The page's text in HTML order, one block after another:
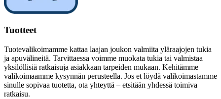
Tuotteet
Tuotevalikoimamme kattaa laajan joukon valmiita yläraajojen tukia
ja apuvälineitä. Tarvittaessa voimme muokata tukia tai valmistaa
yksilöllisiä ratkaisuja asiakkaan tarpeiden mukaan. Kehitämme
valikoimaamme kysynnän perusteella. Jos et löydä valikoimastamme
sinulle sopivaa tuotetta, ota yhteyttä – etsitään yhdessä toimiva
ratkaisu.